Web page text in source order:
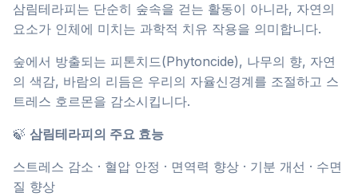
삼림테라피는 단순히 숲속을 걷는 활동이 아니라, 자연의
요소가 인체에 미치는 과학적 치유 작용을 의미합니다.
숲에서 방출되는 피톤치드(Phytoncide), 나무의 향, 자연
의 색감, 바람의 리듬은 우리의 자율신경계를 조절하고 스
트레스 호르몬을 감소시킵니다.
🍃 삼림테라피의 주요 효능
스트레스 감소 · 혈압 안정 · 면역력 향상 · 기분 개선 · 수면
질 향상